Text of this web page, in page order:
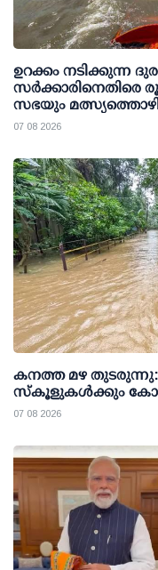
ഉറക്കം നടിക്കുന്ന
സര്‍ക്കാരിനെതിരെ
സഭയും
07 08 2026
കനത്ത മഴ തുടരുന്നു:
സ്‌കൂളുകള്‍ക്കും
07 08 2026